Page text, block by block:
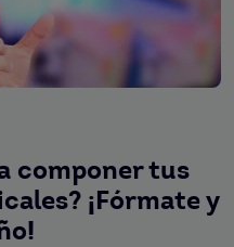
componer tus
¡Fórmate y